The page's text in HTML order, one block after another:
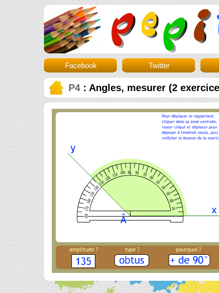
Facebook Twitter
P4 : Angles, mesurer (2